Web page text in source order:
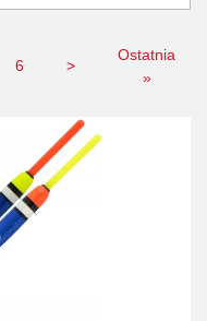
6 >
Ostatnia
»